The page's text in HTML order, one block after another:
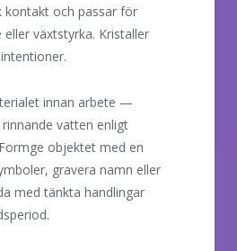
kontakt och passar för
växtstyrka. Kristaller
innan arbete —
vatten enligt
objektet med en
gravera namn eller
med tänkta handlingar